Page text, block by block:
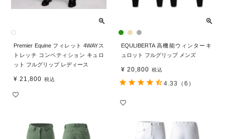
Premier Equine フィレット 4WAYス
トレッチ コンペティション キュロ
ット フルグリップ レディース
¥ 21,800 税込
EQULIBERTA 高機能ウィンターキ
ュロット フルグリップ メンズ
¥ 20,800 税込
4.33 （6）